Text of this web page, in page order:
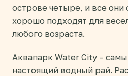
острове четыре, и все
хорошо подходят для
любого возраста.
Аквапарк Water City –
настоящий водный рай.